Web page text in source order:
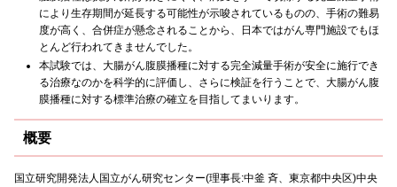
により生存期間が延長する可能性が示唆されているものの、手術の難易
度が高く、合併症が懸念されることから、日本ではがん専門施設でもほ
とんど行われてきませんでした。
本試験では、大腸がん腹膜播種に対する完全減量手術が安全に施行でき
る治療なのかを科学的に評価し、さらに検証を行うことで、大腸がん腹
膜播種に対する標準治療の確立を目指してまいります。
概要
国立研究開発法人国立がん研究センター(理事長:中釜 斉、東京都中央区)中央